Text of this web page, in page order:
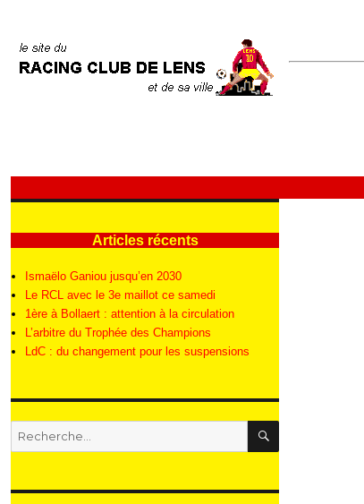
Articles récents
Ismaëlo Ganiou jusqu’en 2030
Le RCL avec le 3e maillot ce samedi
1ère à Bollaert : attention à la circulation
L’arbitre du Trophée des Champions
LdC : du changement pour les suspensions
Recherche
pour
RECHERCHE